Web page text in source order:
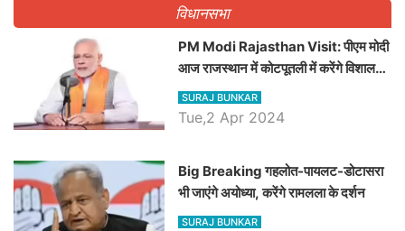
विधानसभा
PM Modi Rajasthan Visit: पीएम मोदी
आज राजस्थान में कोटपूतली में करेंगे विशाल
रैली, एक सभा से 8 सीटों पर साधेगें निशाना
SURAJ BUNKAR
Tue,2 Apr 2024
Big Breaking गहलोत-पायलट-डोटासरा
भी जाएंगे अयोध्या, करेंगे रामलला के दर्शन
SURAJ BUNKAR